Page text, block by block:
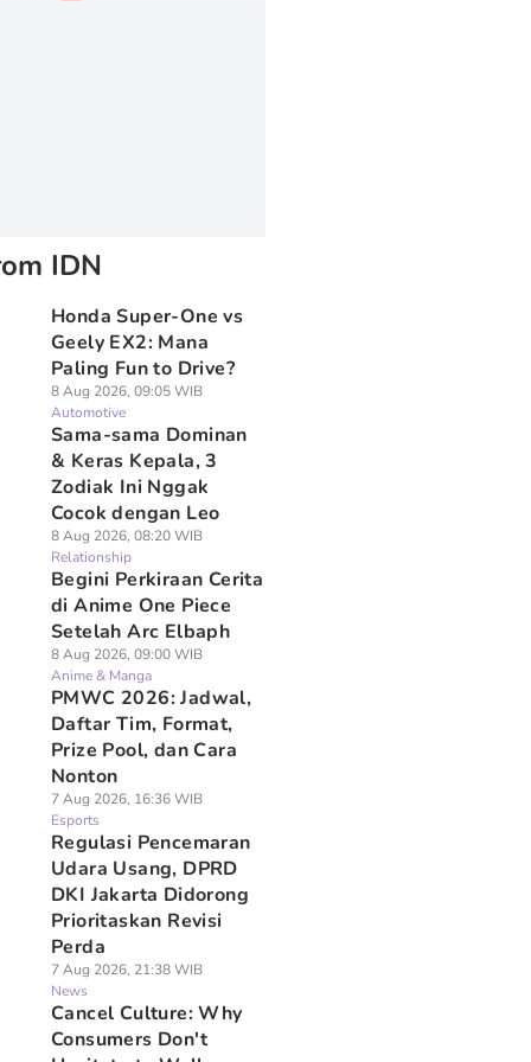
IDN
Honda Super-One vs
Geely EX2: Mana
Paling Fun to Drive?
8 Aug 2026, 09:05 WIB
Automotive
Sama-sama Dominan
& Keras Kepala, 3
Zodiak Ini Nggak
Cocok dengan Leo
8 Aug 2026, 08:20 WIB
Relationship
Begini Perkiraan Cerita
di Anime One Piece
Setelah Arc Elbaph
8 Aug 2026, 09:00 WIB
Anime & Manga
PMWC 2026: Jadwal,
Daftar Tim, Format,
Prize Pool, dan Cara
Nonton
7 Aug 2026, 16:36 WIB
Esports
Regulasi Pencemaran
Udara Usang, DPRD
DKI Jakarta Didorong
Prioritaskan Revisi
Perda
7 Aug 2026, 21:38 WIB
News
Cancel Culture: Why
Consumers Don't